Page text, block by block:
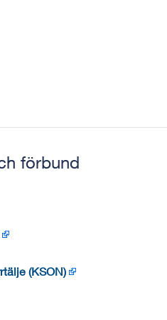
förbund
(KSON)